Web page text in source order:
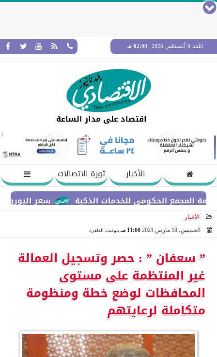
الأحد 9 أغسطس 2026 02:00 مـ
اقتصاد على مدار الساعة
الأخبار
ثورة الاتصالات
سعر اليورو مقابل
الحكومي للخدمات الذكية
الأخبار
الخميس، 18 مارس 2021
11:00 مـ بتوقيت القاهرة
” سعفان ” : حصر وتسجيل العمالة
غير المنتظمة على مستوى
المحافظات لوضع خطة ومنظومة
متكاملة لرعايتهم